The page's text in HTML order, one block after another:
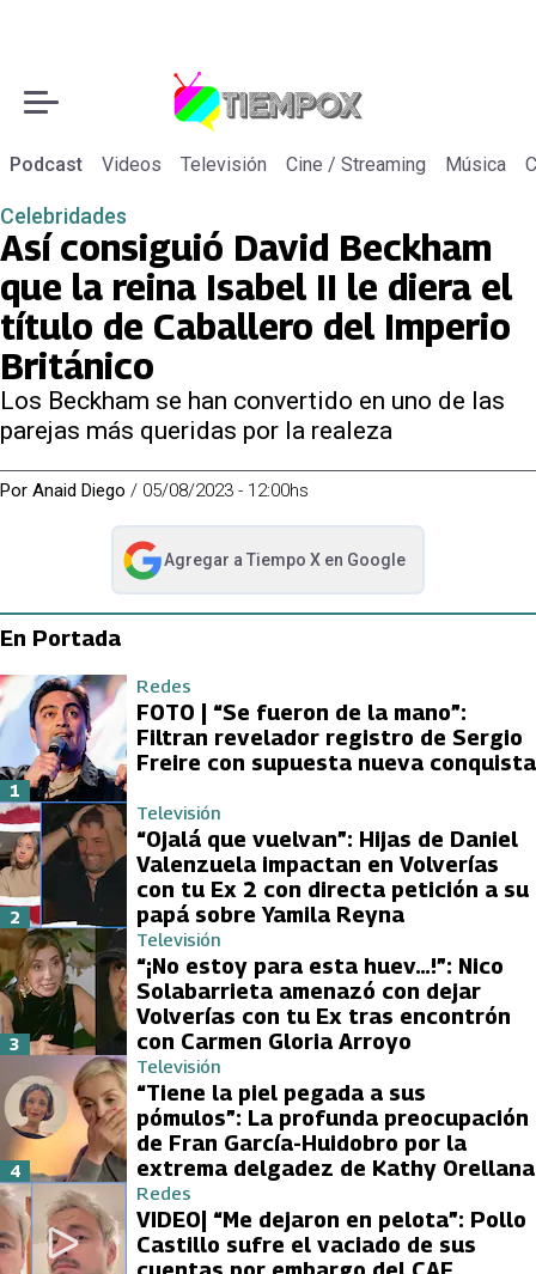
Podcast Videos Televisión Cine / Streaming Música
Celebridades
Así consiguió David Beckham
que la reina Isabel II le diera el
título de Caballero del Imperio
Británico
Los Beckham se han convertido en uno de las
parejas más queridas por la realeza
Por Anaid Diego / 05/08/2023 - 12:00hs
Agregar a Tiempo Xen Google
abre en nueva pestaña
En Portada
Redes
FOTO | “Se fueron de la mano”:
Filtran revelador registro de Sergio
Freire con supuesta nueva conquista
1
Televisión
“Ojalá que vuelvan”: Hijas de Daniel
Valenzuela impactan en Volverías
con tu Ex 2 con directa petición a su
papá sobre Yamila Reyna
2
Televisión
“¡No estoy para esta huev…!”: Nico
Solabarrieta amenazó con dejar
Volverías con tu Ex tras encontrón
con Carmen Gloria Arroyo
3
Televisión
“Tiene la piel pegada a sus
pómulos”: La profunda preocupación
de Fran García-Huidobro por la
extrema delgadez de Kathy Orellana
4
Redes
VIDEO| “Me dejaron en pelota”: Pollo
Castillo sufre el vaciado de sus